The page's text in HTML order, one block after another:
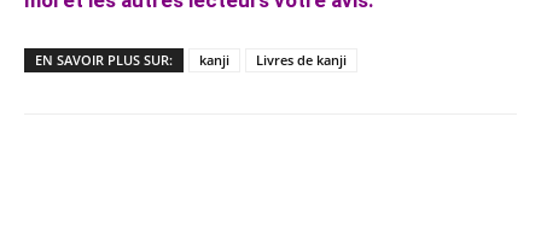
EN SAVOIR PLUS SUR: kanji Livres de kanji